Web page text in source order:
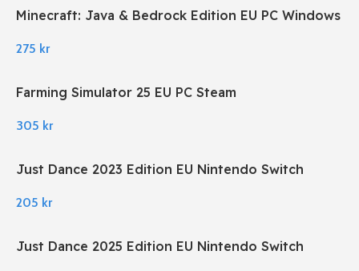
Minecraft: Java & Bedrock Edition EU PC Windows
275 kr
Farming Simulator 25 EU PC Steam
305 kr
Just Dance 2023 Edition EU Nintendo Switch
205 kr
Just Dance 2025 Edition EU Nintendo Switch